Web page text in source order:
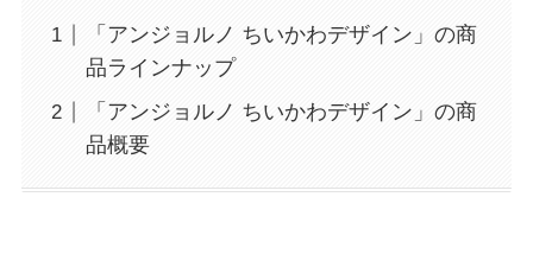
「アンジョルノ ちいかわデザイン」の商
品ラインナップ
「アンジョルノ ちいかわデザイン」の商
品概要